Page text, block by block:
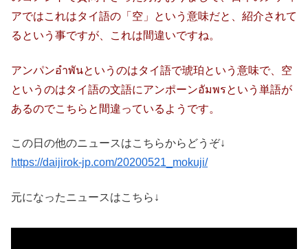
アではこれはタイ語の「空」という意味だと、紹介されて
るという事ですが、これは間違いですね。
アンパンอำพันというのはタイ語で琥珀という意味で、空
というのはタイ語の文語にアンポーンอัมพรという単語が
あるのでこちらと間違っているようです。
この日の他のニュースはこちらからどうぞ↓
https://daijirok-jp.com/20200521_mokuji/
元になったニュースはこちら↓